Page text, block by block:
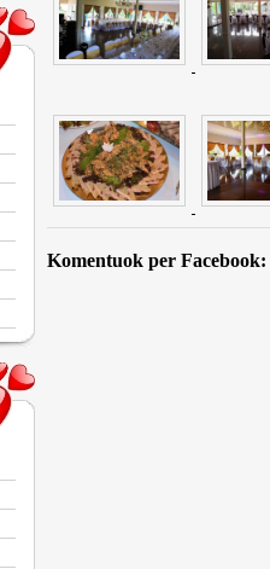
Komentuok per Facebook: